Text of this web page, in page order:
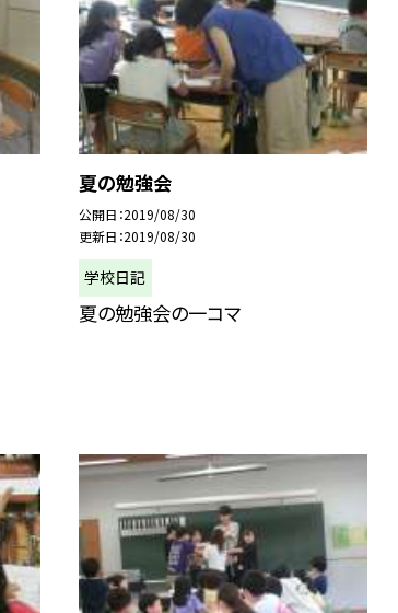
夏の勉強会
公開日 2019/08/30
更新日 2019/08/30
学校日記
夏の勉強会の一コマ